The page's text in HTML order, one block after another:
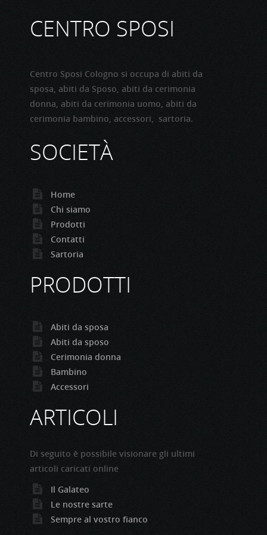
CENTRO SPOSI
Centro Sposi Cologno si occupa di abiti da
sposa, abiti da Sposo, abiti da cerimonia
donna, abiti da cerimonia uomo, abiti da
cerimonia bambino, accessori, sartoria.
SOCIETÀ
Home
Chi siamo
Prodotti
Contatti
Sartoria
PRODOTTI
Abiti da sposa
Abiti da sposo
Cerimonia donna
Bambino
Accessori
ARTICOLI
Di seguito è possibile visionare gli ultimi
articoli caricati online
Il Galateo
Le nostre sarte
Sempre al vostro fianco